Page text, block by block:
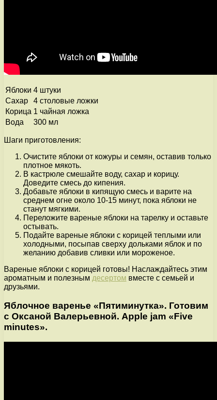
Яблоки 4 штуки
Сахар
4 столовые ложки
Корица 1 чайная ложка
Вода
300 мл
Шаги приготовления:
Очистите яблоки от кожуры и семян, оставив только
плотное мякоть.
В кастрюле смешайте воду, сахар и корицу.
Доведите смесь до кипения.
Добавьте яблоки в кипящую смесь и варите на
среднем огне около 10-15 минут, пока яблоки не
станут мягкими.
Переложите вареные яблоки на тарелку и оставьте
остывать.
Подайте вареные яблоки с корицей теплыми или
холодными, посыпав сверху дольками яблок и по
желанию добавив сливки или мороженое.
Вареные яблоки с корицей готовы! Наслаждайтесь этим
ароматным и полезным десертом вместе с семьей и
друзьями.
Яблочное варенье «Пятиминутка». Готовим
с Оксаной Валерьевной. Apple jam «Five
minutes».